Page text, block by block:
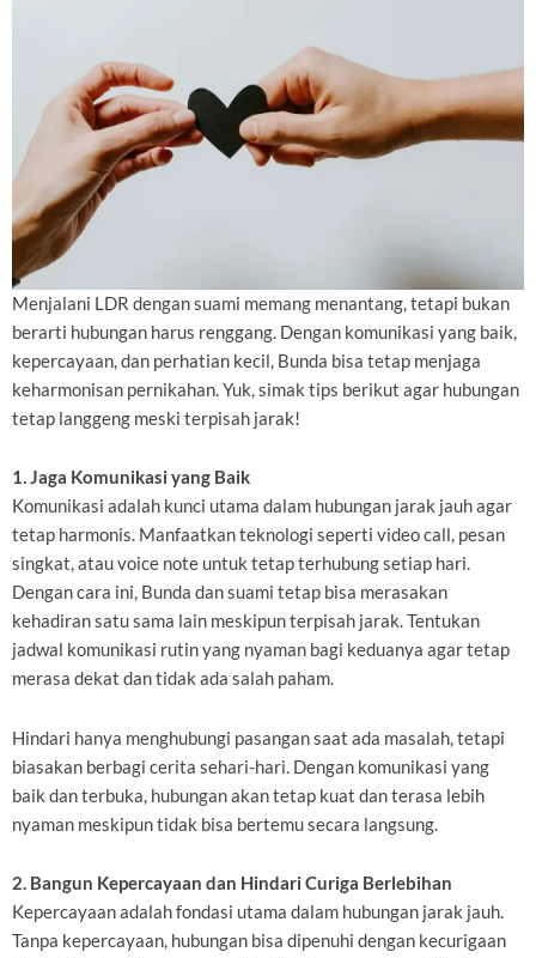
Menjalani LDR dengan suami memang menantang, tetapi bukan
berarti hubungan harus renggang. Dengan komunikasi yang baik,
kepercayaan, dan perhatian kecil, Bunda bisa tetap menjaga
keharmonisan pernikahan. Yuk, simak tips berikut agar hubungan
tetap langgeng meski terpisah jarak!
1. Jaga Komunikasi yang Baik
Komunikasi adalah kunci utama dalam hubungan jarak jauh agar
tetap harmonis. Manfaatkan teknologi seperti video call, pesan
singkat, atau voice note untuk tetap terhubung setiap hari.
Dengan cara ini, Bunda dan suami tetap bisa merasakan
kehadiran satu sama lain meskipun terpisah jarak. Tentukan
jadwal komunikasi rutin yang nyaman bagi keduanya agar tetap
merasa dekat dan tidak ada salah paham.
Hindari hanya menghubungi pasangan saat ada masalah, tetapi
biasakan berbagi cerita sehari-hari. Dengan komunikasi yang
baik dan terbuka, hubungan akan tetap kuat dan terasa lebih
nyaman meskipun tidak bisa bertemu secara langsung.
2. Bangun Kepercayaan dan Hindari Curiga Berlebihan
Kepercayaan adalah fondasi utama dalam hubungan jarak jauh.
Tanpa kepercayaan, hubungan bisa dipenuhi dengan kecurigaan